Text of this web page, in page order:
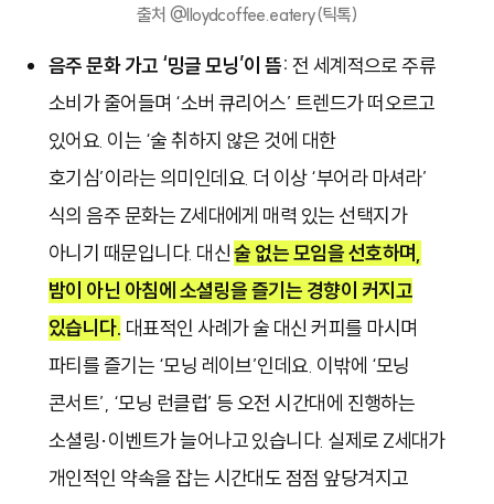
출처 @lloydcoffee.eatery(틱톡)
음주 문화 가고 ‘밍글 모닝’이 뜸: 전 세계적으로 주류
소비가 줄어들며 ‘소버 큐리어스’ 트렌드가 떠오르고
있어요. 이는 ‘술 취하지 않은 것에 대한
호기심’이라는 의미인데요. 더 이상 ‘부어라 마셔라’
식의 음주 문화는 Z세대에게 매력 있는 선택지가
아니기 때문입니다. 대신술 없는 모임을 선호하며,
밤이 아닌 아침에 소셜링을 즐기는 경향이 커지고
있습니다. 대표적인 사례가 술 대신 커피를 마시며
파티를 즐기는 ‘모닝 레이브’인데요. 이밖에 ‘모닝
콘서트’, ‘모닝 런클럽’ 등 오전 시간대에 진행하는
소셜링·이벤트가 늘어나고 있습니다. 실제로 Z세대가
개인적인 약속을 잡는 시간대도 점점 앞당겨지고